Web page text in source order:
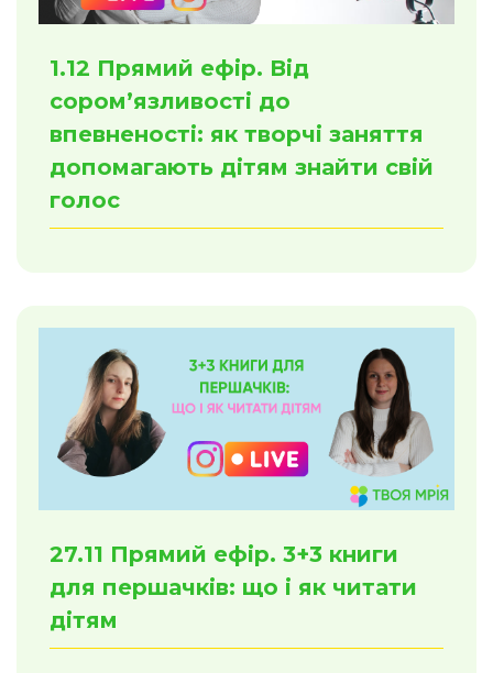
1.12 Прямий ефір. Від
сором’язливості до
впевненості: як творчі заняття
допомагають дітям знайти свій
голос
27.11 Прямий ефір. 3+3 книги
для першачків: що і як читати
дітям